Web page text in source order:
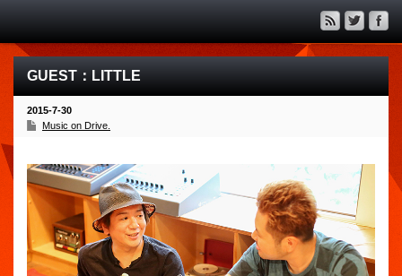
GUEST：LITTLE
2015-7-30
Music on Drive.